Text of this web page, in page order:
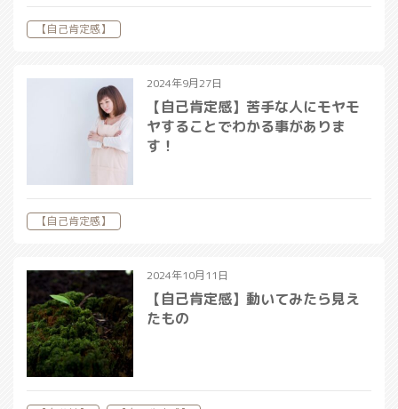
【自己肯定感】
2024年9月27日
【自己肯定感】苦手な人にモヤモ
ヤすることでわかる事がありま
す！
【自己肯定感】
2024年10月11日
【自己肯定感】動いてみたら見え
たもの